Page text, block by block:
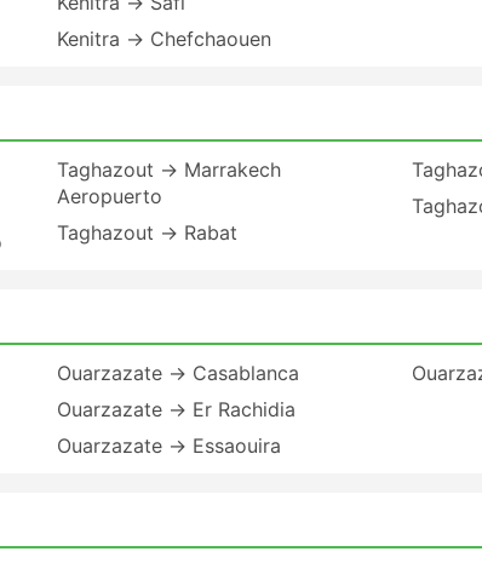
Kenitra → Chefchaouen
Taghazout → Marrakech
Aeropuerto
Taghazout → Rabat
Ouarzazate → Casablanca
Ouarzazate → Er Rachidia
Ouarzazate → Essaouira